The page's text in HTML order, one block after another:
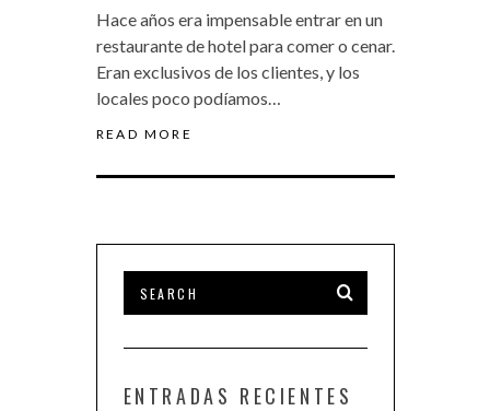
Hace años era impensable entrar en un
restaurante de hotel para comer o cenar.
Eran exclusivos de los clientes, y los
locales poco podíamos…
READ MORE
ENTRADAS RECIENTES